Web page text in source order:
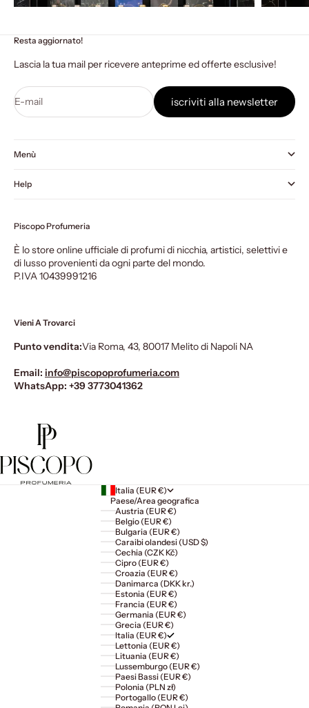
Resta aggiornato!
Lascia la tua mail per ricevere anteprime ed offerte esclusive!
E-mail iscriviti alla newsletter
Menù
Help
Piscopo Profumeria
È lo store online ufficiale di profumi di nicchia, artistici, selettivi e
di lusso provenienti da ogni parte del mondo.
P.IVA 10439991216
Vieni A Trovarci
Punto vendita:Via Roma, 43, 80017 Melito di Napoli NA
Email: info@piscopoprofumeria.com
WhatsApp: +39 3773041362
Italia (EUR €)
Paese/Area geografica
Austria (EUR €)
Belgio (EUR €)
Bulgaria (EUR €)
Caraibi olandesi (USD $)
Cechia (CZK Kč)
Cipro (EUR €)
Croazia (EUR €)
Danimarca (DKK kr.)
Estonia (EUR €)
Francia (EUR €)
Germania (EUR €)
Grecia (EUR €)
Italia (EUR €)
Lettonia (EUR €)
Lituania (EUR €)
Lussemburgo (EUR €)
Paesi Bassi (EUR €)
Polonia (PLN zł)
Portogallo (EUR €)